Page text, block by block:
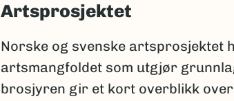
Artsprosjektet
Norske og svenske artsprosjektet
artsmangfoldet som utgjør
brosjyren gir et kort overblikk